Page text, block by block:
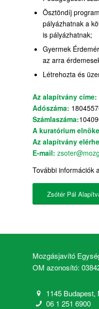
Ösztöndíj
pályázhatnak a
is pályázhatnak;
Gyermek
az arra
Létrehozta és
Az alapítvány címe:
Adószáma:
Számlaszáma:
A kuratórium
Az alapítvány
E-mail:
További információk
Zsótér Pál
Mozgásjavító
OM azonosító:
1145 Budapest,
06 1 251 6900